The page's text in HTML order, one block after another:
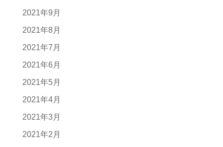
2021年9月
2021年8月
2021年7月
2021年6月
2021年5月
2021年4月
2021年3月
2021年2月